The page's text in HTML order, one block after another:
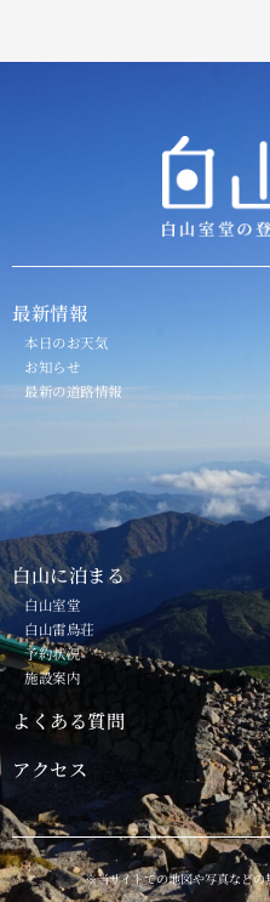
最新情報
本日のお天気
お知らせ
最新の道路情報
白山に泊まる
白山室堂
白山雷鳥荘
予約状況
施設案内
よくある質問
アクセス
※当サイトでの地図や写真などの